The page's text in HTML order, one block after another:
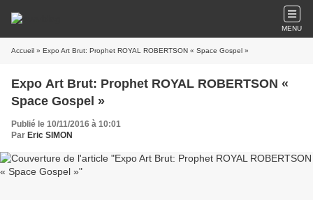
MENU
Accueil » Expo Art Brut: Prophet ROYAL ROBERTSON « Space Gospel »
Expo Art Brut: Prophet ROYAL ROBERTSON «
Space Gospel »
Publié le 10/11/2016 à 10:01
Par Eric SIMON